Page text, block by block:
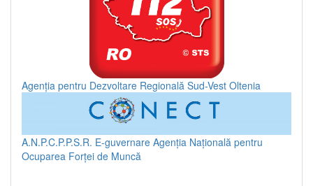
Agenția pentru Dezvoltare Regională Sud-Vest Oltenia
A.N.P.C.P.P.S.R. E-guvernare Agenția Națională pentru
Ocuparea Forței de Muncă